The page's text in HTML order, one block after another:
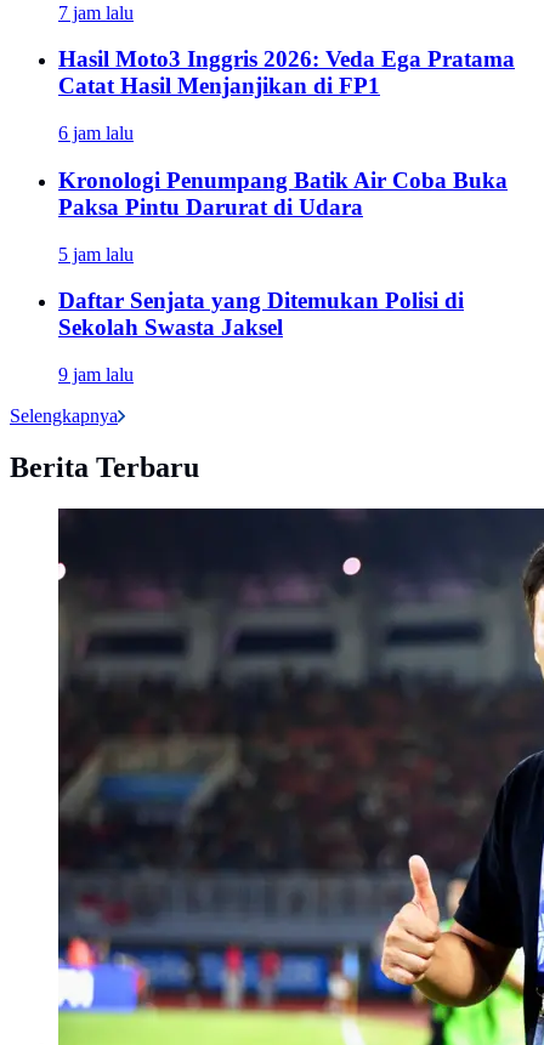
7 jam lalu
Hasil Moto3 Inggris 2026: Veda Ega Pratama
Catat Hasil Menjanjikan di FP1
6 jam lalu
Kronologi Penumpang Batik Air Coba Buka
Paksa Pintu Darurat di Udara
5 jam lalu
Daftar Senjata yang Ditemukan Polisi di
Sekolah Swasta Jaksel
9 jam lalu
Selengkapnya
Berita Terbaru